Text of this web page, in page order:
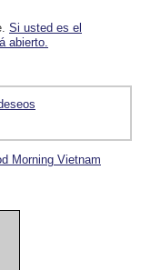
Si usted es el
abierto.
Morning Vietnam